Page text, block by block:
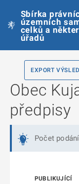
Sbírka
územních
celků a
úřadů
EXPORT
Obec
předpisy
Počet